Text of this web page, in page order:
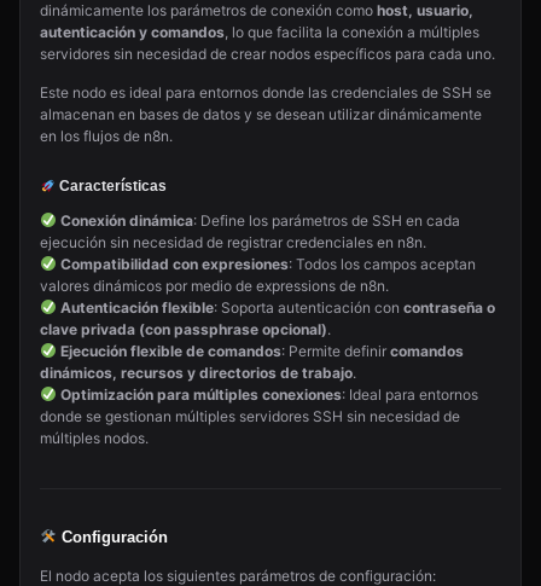
dinámicamente los parámetros de conexión como host, usuario,
autenticación y comandos, lo que facilita la conexión a múltiples
servidores sin necesidad de crear nodos específicos para cada uno.
Este nodo es ideal para entornos donde las credenciales de SSH se
almacenan en bases de datos y se desean utilizar dinámicamente
en los flujos de n8n.
Características
Conexión dinámica: Define los parámetros de SSH en cada
ejecución sin necesidad de registrar credenciales en n8n.
Compatibilidad con expresiones: Todos los campos aceptan
valores dinámicos por medio de expressions de n8n.
Autenticación flexible: Soporta autenticación con contraseña o
clave privada (con passphrase opcional).
Ejecución flexible de comandos: Permite definir comandos
dinámicos, recursos y directorios de trabajo.
Optimización para múltiples conexiones: Ideal para entornos
donde se gestionan múltiples servidores SSH sin necesidad de
múltiples nodos.
Configuración
El nodo acepta los siguientes parámetros de configuración: